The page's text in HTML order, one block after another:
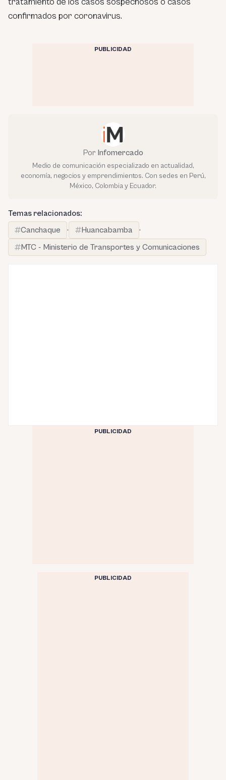
confirmados por coronavirus.
PUBLICIDAD
Por Infomercado
Medio de comunicación especializado en actualidad,
economía, negocios y emprendimientos. Con sedes en Perú,
México, Colombia y Ecuador.
Temas relacionados:
Canchaque
· Huancabamba
·
MTC - Ministerio de Transportes y Comunicaciones
PUBLICIDAD
PUBLICIDAD